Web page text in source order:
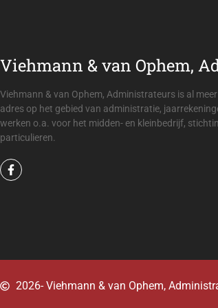
Viehmann & van Ophem,
Viehmann & van Ophem, Administrateurs is al
adres op het gebied van administratie,
werken o.a. voor het midden- en kleinbedrijf,
particulieren.
hebben wij noch de tijd noch de kennis voor
team van Viehmann & van Ophem, Administrateurs
en samen zorgen zij ervoor dat alles geregeld is.
2026- Viehmann & van Ophem,